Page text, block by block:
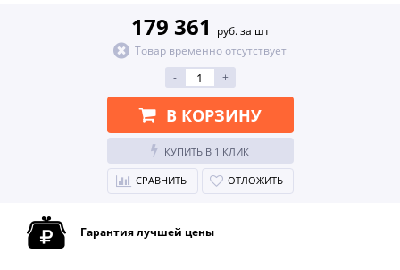
179 361
руб. за шт
Товар временно отсутствует
-
+
В КОРЗИНУ
КУПИТЬ В 1 КЛИК
СРАВНИТЬ ОТЛОЖИТЬ
Гарантия лучшей цены